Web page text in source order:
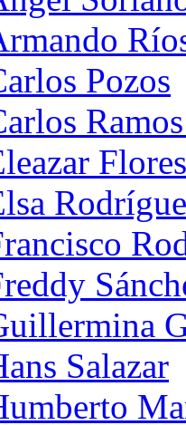
Pozos
Flores
Salazar